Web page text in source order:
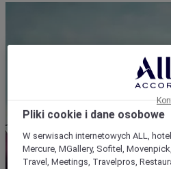
Pliki cookie i dane osobowe
W serwisach internetowych ALL,
Mercure, MGallery, Sofitel,
Travel, Meetings, Travelpros,